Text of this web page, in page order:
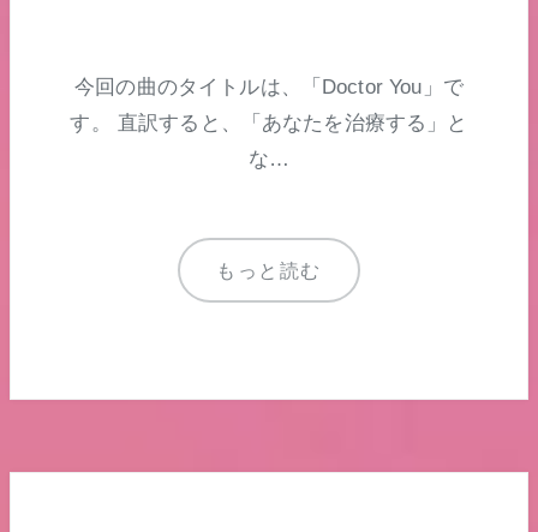
今回の曲のタイトルは、「Doctor You」で
す。 直訳すると、「あなたを治療する」と
な…
もっと読む